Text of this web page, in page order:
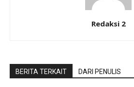
Redaksi 2
BERITA TERKAIT DARI PENULIS